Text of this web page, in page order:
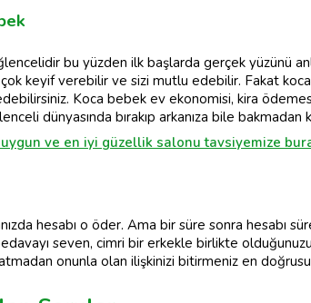
bu yüzden ilk başlarda gerçek yüzünü
keyif verebilir ve sizi mutlu edebilir. Fakat koca
Koca bebek ev ekonomisi, kira
dünyasında bırakıp arkanıza bile bakmadan
uygun ve en iyi güzellik salonu tavsiyemize
hesabı o öder. Ama bir süre sonra hesabı
seven, cimri bir erkekle birlikte
onunla olan ilişkinizi bitirmeniz en doğrusu